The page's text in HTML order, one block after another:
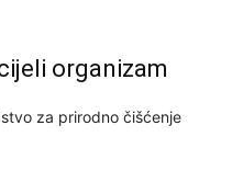
organizam
za prirodno čišćenje